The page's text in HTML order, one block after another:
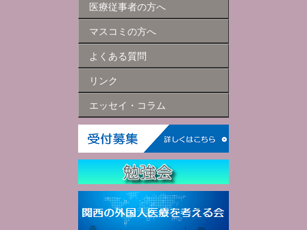
医療従事者の方へ
マスコミの方へ
よくある質問
リンク
エッセイ・コラム